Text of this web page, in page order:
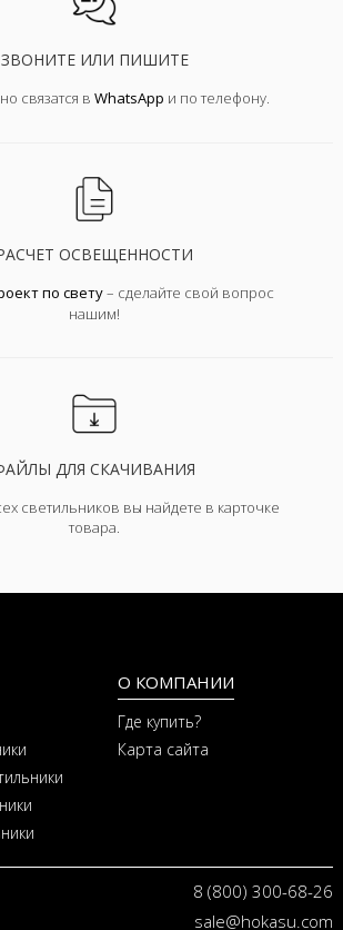
ЗВОНИТЕ ИЛИ ПИШИТЕ
связатся в WhatsApp и по телефону.
ОСВЕЩЕННОСТИ
по свету– сделайте свой вопрос
нашим!
ДЛЯ СКАЧИВАНИЯ
светильников вы найдете в карточке
товара.
О КОМПАНИИ
Где купить?
Карта сайта
8 (800) 300-68-26
sale@hokasu.com